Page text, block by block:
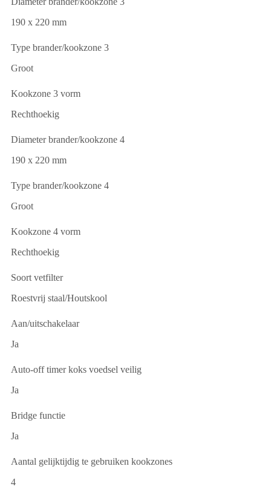
190 x 220 mm
Type brander/kookzone 3
Groot
Kookzone 3 vorm
Rechthoekig
Diameter brander/kookzone 4
190 x 220 mm
Type brander/kookzone 4
Groot
Kookzone 4 vorm
Rechthoekig
Soort vetfilter
Roestvrij staal/Houtskool
Aan/uitschakelaar
Ja
Auto-off timer koks voedsel veilig
Ja
Bridge functie
Ja
Aantal gelijktijdig te gebruiken kookzones
4